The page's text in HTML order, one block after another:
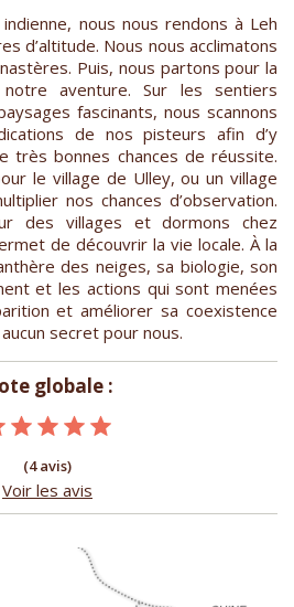
nous nous rendons à Leh
d’altitude. Nous nous acclimatons
Puis, nous partons pour la
aventure. Sur les sentiers
fascinants, nous scannons
de nos pisteurs afin d’y
très bonnes chances de réussite.
le village de Ulley, ou un village
nos chances d’observation.
des villages et dormons chez
de découvrir la vie locale. À la
des neiges, sa biologie, son
et les actions qui sont menées
et améliorer sa coexistence
secret pour nous.
globale :
(4 avis)
Voir les avis